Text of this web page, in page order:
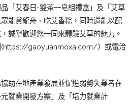
「艾春日-雙茶一皂組禮盒」及「艾草
能賞龍舟、吃艾香粽，同時還能以配
誠摯歡迎您一同來體驗艾草的魅力。
(https://gaoyuanmoxa.com/）或電洽
助在地產業發展並促進弱勢失業者在
就業開發方案」及「培力就業計